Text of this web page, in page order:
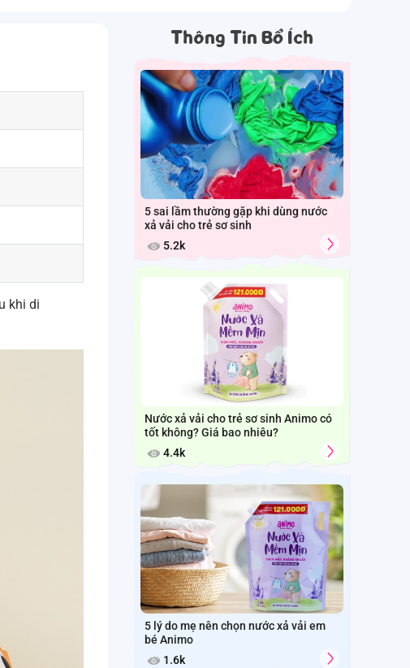
khi di
Thông Tin Bổ Ích
5 sai lầm thường gặp khi dùng nước
xả vải cho trẻ sơ sinh
5.2k
Nước xả vải cho trẻ sơ sinh Animo có
tốt không? Giá bao nhiêu?
4.4k
5 lý do mẹ nên chọn nước xả vải em
bé Animo
1.6k